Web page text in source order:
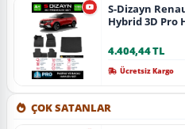
S-Dizayn
Hybrid 3D Pro
Üzeri A+ Kalite
4.404,44 TL
Ücretsiz Kargo
ÇOK SATANLAR